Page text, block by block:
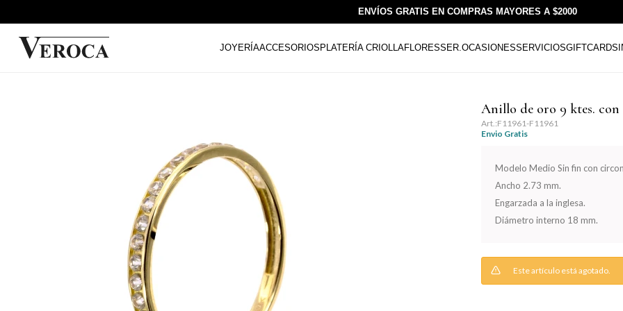
ENVÍOS GRATIS EN COMPRAS MAYORES A $2000
JOYERÍAACCESORIOS PLATERÍA CRIOLLAFLORESSER.OCASIONESSERVICIOSGIFTCARDS
Anillo de oro 9 ktes.
F11961-F11961
Envio Gratis
Modelo Medio Sin fin con
Ancho 2.73 mm.
Engarzada a la inglesa.
Diámetro interno 18 mm.
Este artículo está agotado.